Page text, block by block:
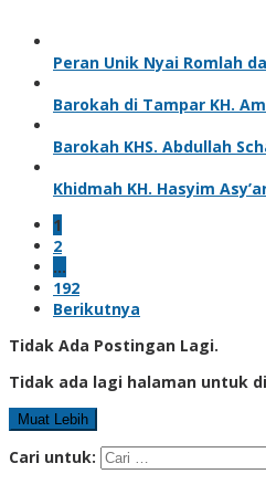
Peran Unik Nyai Romlah
Barokah di Tampar KH.
Barokah KHS. Abdullah
Khidmah KH. Hasyim
1
2
…
192
Berikutnya
Tidak Ada Postingan Lagi.
Tidak ada lagi halaman untuk
Muat Lebih
Cari untuk: